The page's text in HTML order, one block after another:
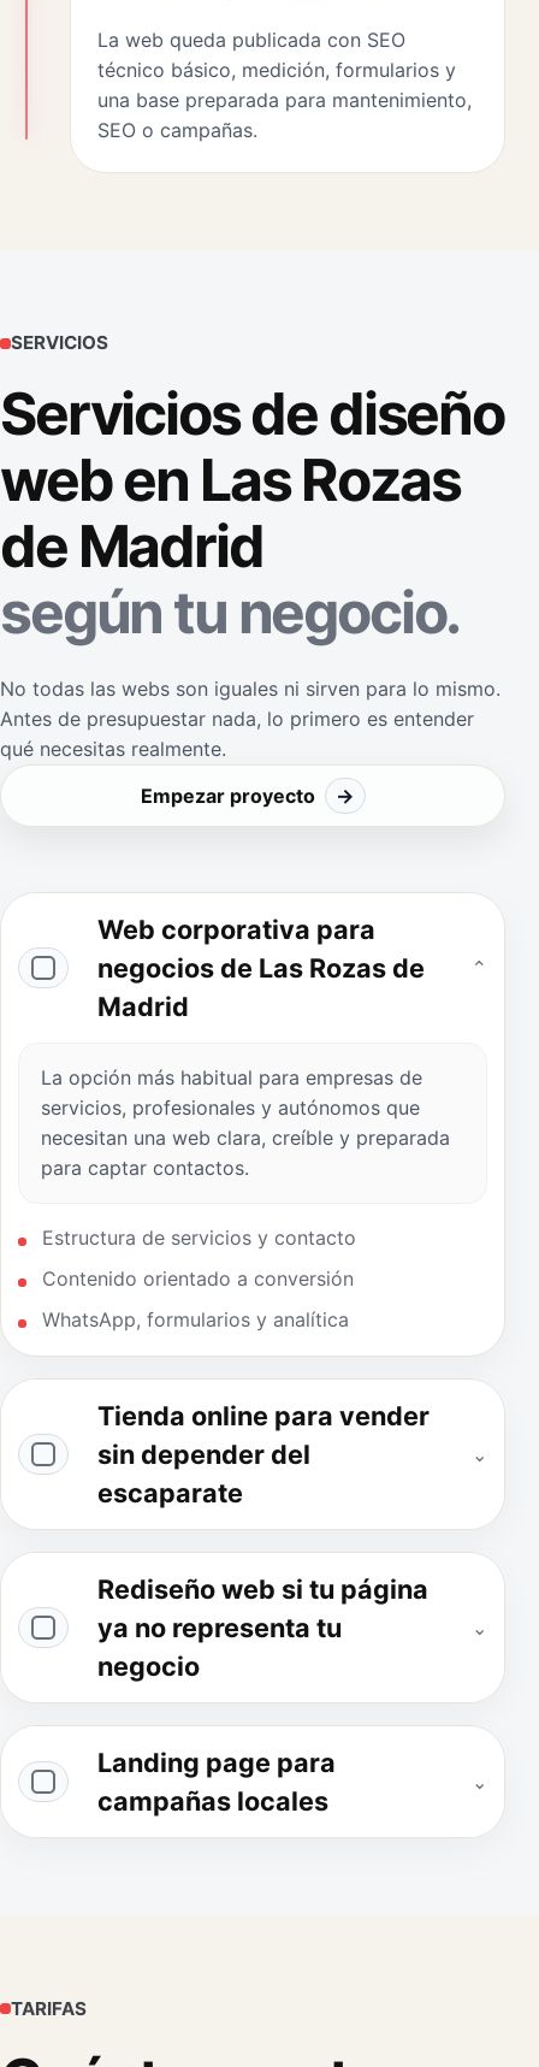
La web queda publicada con SEO
técnico básico, medición, formularios y
una base preparada para mantenimiento,
SEO o campañas.
SERVICIOS
Servicios de diseño
web en Las Rozas
de Madrid
según tu negocio.
No todas las webs son iguales ni sirven para lo mismo.
Antes de presupuestar nada, lo primero es entender
qué necesitas realmente.
Empezar proyecto
→
Web corporativa para
negocios de Las Rozas de
Madrid
⌄
La opción más habitual para empresas de
servicios, profesionales y autónomos que
necesitan una web clara, creíble y preparada
para captar contactos.
Estructura de servicios y contacto
Contenido orientado a conversión
WhatsApp, formularios y analítica
Tienda online para vender
sin depender del
escaparate
⌄
Rediseño web si tu página
ya no representa tu
negocio
⌄
Landing page para
campañas locales
⌄
TARIFAS